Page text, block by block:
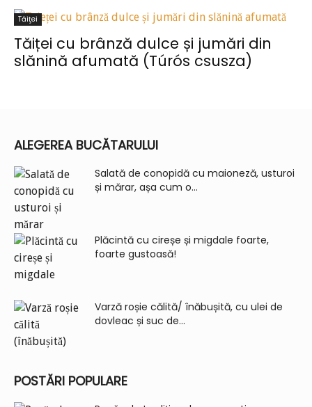
Tăiţei
Tăiței cu brânză dulce și jumări din
slănină afumată (Túrós csusza)
ALEGEREA BUCĂTARULUI
Salată de conopidă cu maioneză, usturoi
și mărar, așa cum o...
Plăcintă cu cireșe și migdale foarte,
foarte gustoasă!
Varză roșie călită/ înăbușită, cu ulei de
dovleac și suc de...
POSTĂRI POPULARE